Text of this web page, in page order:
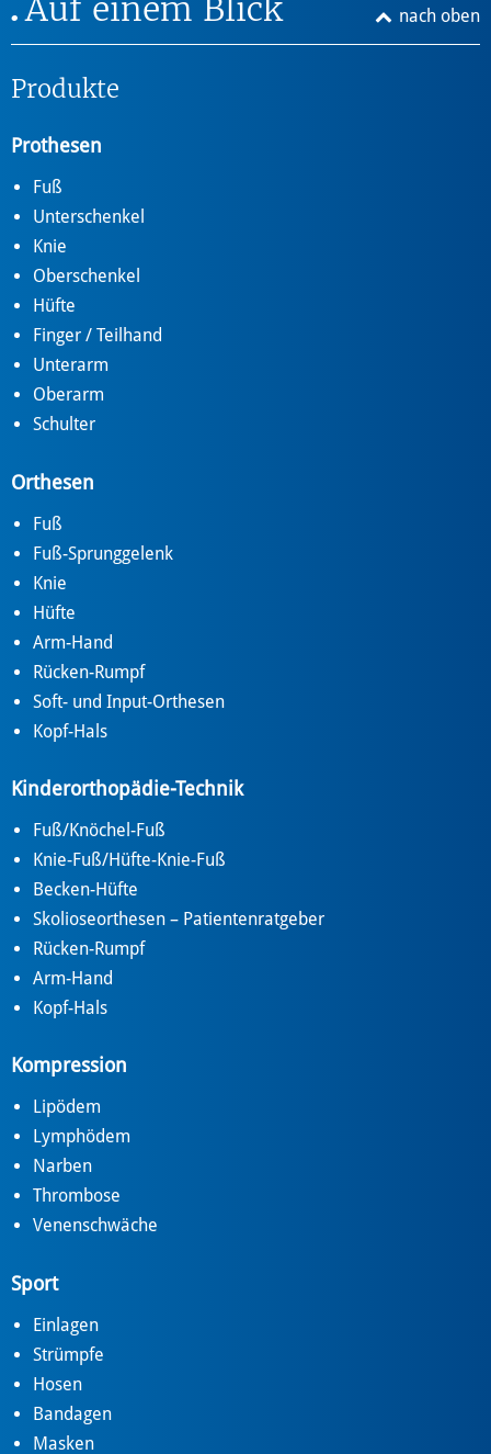
nach oben
Auf einem Blick
Produkte
Prothesen
Fuß
Unterschenkel
Knie
Oberschenkel
Hüfte
Finger / Teilhand
Unterarm
Oberarm
Schulter
Orthesen
Fuß
Fuß-Sprunggelenk
Knie
Hüfte
Arm-Hand
Rücken-Rumpf
Soft- und Input-Orthesen
Kopf-Hals
Kinderorthopädie-Technik
Fuß/Knöchel-Fuß
Knie-Fuß/Hüfte-Knie-Fuß
Becken-Hüfte
Skolioseorthesen – Patientenratgeber
Rücken-Rumpf
Arm-Hand
Kopf-Hals
Kompression
Lipödem
Lymphödem
Narben
Thrombose
Venenschwäche
Sport
Einlagen
Strümpfe
Hosen
Bandagen
Masken